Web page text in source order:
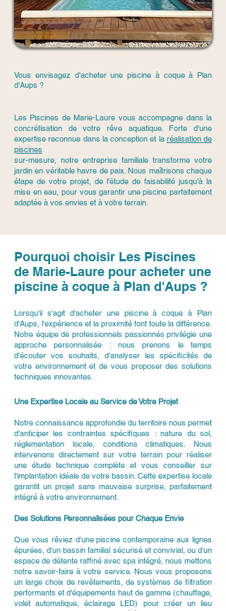
Vous envisagez d'acheter une piscine à coque à Plan
d'Aups ?
Les Piscines de Marie-Laure vous accompagne dans la
concrétisation de votre rêve aquatique. Forte d'une
expertise reconnue dans la conception et la réalisation de
piscines
sur-mesure, notre entreprise familiale transforme votre
jardin en véritable havre de paix. Nous maîtrisons chaque
étape de votre projet, de l'étude de faisabilité jusqu'à la
mise en eau, pour vous garantir une piscine parfaitement
adaptée à vos envies et à votre terrain.
Pourquoi choisir Les Piscines
de Marie-Laure pour acheter une
piscine à coque à Plan d'Aups ?
Lorsqu'il s'agit d'acheter une piscine à coque à Plan
d'Aups, l'expérience et la proximité font toute la différence.
Notre équipe de professionnels passionnés privilégie une
approche personnalisée : nous prenons le temps
d'écouter vos souhaits, d'analyser les spécificités de
votre environnement et de vous proposer des solutions
techniques innovantes.
Une Expertise Locale au Service de Votre Projet
Notre connaissance approfondie du territoire nous permet
d'anticiper les contraintes spécifiques : nature du sol,
réglementation locale, conditions climatiques. Nous
intervenons directement sur votre terrain pour réaliser
une étude technique complète et vous conseiller sur
l'implantation idéale de votre bassin. Cette expertise locale
garantit un projet sans mauvaise surprise, parfaitement
intégré à votre environnement.
Des Solutions Personnalisées pour Chaque Envie
Que vous rêviez d'une piscine contemporaine aux lignes
épurées, d'un bassin familial sécurisé et convivial, ou d'un
espace de détente raffiné avec spa intégré, nous mettons
notre savoir-faire à votre service. Nous vous proposons
un large choix de revêtements, de systèmes de filtration
performants et d'équipements haut de gamme (chauffage,
volet automatique, éclairage LED) pour créer un lieu